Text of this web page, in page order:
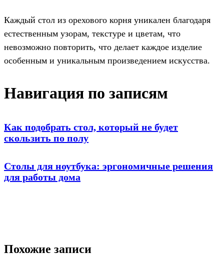
Каждый стол из орехового корня уникален благодаря
естественным узорам, текстуре и цветам, что
невозможно повторить, что делает каждое изделие
особенным и уникальным произведением искусства.
Навигация по записям
Как подобрать стол, который не будет
скользить по полу
Столы для ноутбука: эргономичные решения
для работы дома
Похожие записи